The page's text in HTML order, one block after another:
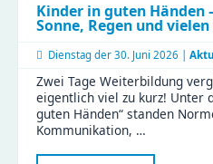
Kinder in guten
Sonne, Regen und
Dienstag der 30. Juni 2026 |
Zwei Tage Weiterbildung
eigentlich viel zu kurz! Unter
guten Händen“ standen
Kommunikation, …